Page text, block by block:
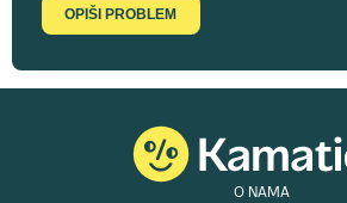
OPIŠI PROBLEM
O NAMA